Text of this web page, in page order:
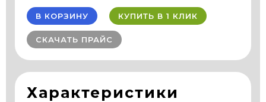
В КОРЗИНУ КУПИТЬ В 1 КЛИК
СКАЧАТЬ ПРАЙС
Характеристики